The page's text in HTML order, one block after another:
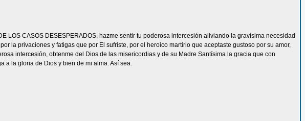
LOS CASOS DESESPERADOS, hazme sentir tu poderosa intercesión aliviando la gravísima necesidad
la privaciones y fatigas que por El sufriste, por el heroico martirio que aceptaste gustoso por su amor,
intercesión, obtenme del Dios de las misericordias y de su Madre Santísima la gracia que con
a la gloria de Dios y bien de mi alma. Así sea.